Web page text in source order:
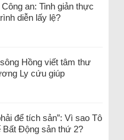
an: Tinh giản thực
diễn lấy lệ?
Hồng viết tâm thư
Ly cứu giúp
để tích sản”: Vì sao Tô
Bất Động sản thứ 2?